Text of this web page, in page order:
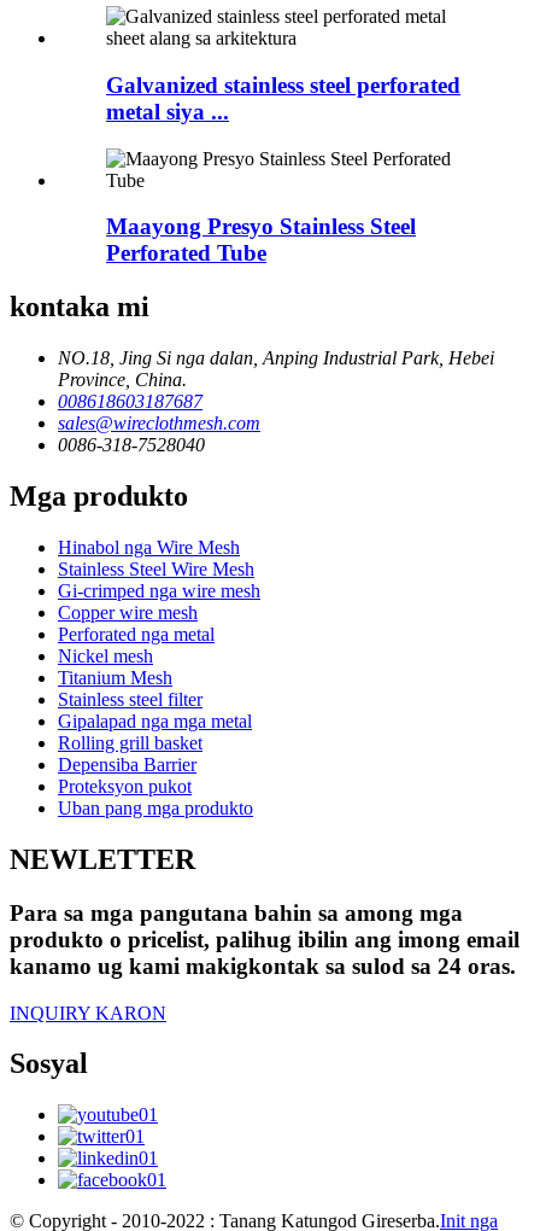
Galvanized stainless steel perforated
metal siya ...
Maayong Presyo Stainless Steel
Perforated Tube
kontaka mi
NO.18, Jing Si nga dalan, Anping Industrial Park, Hebei
Province, China.
008618603187687
sales@wireclothmesh.com
0086-318-7528040
Mga produkto
Hinabol nga Wire Mesh
Stainless Steel Wire Mesh
Gi-crimped nga wire mesh
Copper wire mesh
Perforated nga metal
Nickel mesh
Titanium Mesh
Stainless steel filter
Gipalapad nga mga metal
Rolling grill basket
Depensiba Barrier
Proteksyon pukot
Uban pang mga produkto
NEWLETTER
Para sa mga pangutana bahin sa among mga
produkto o pricelist, palihug ibilin ang imong email
kanamo ug kami makigkontak sa sulod sa 24 oras.
INQUIRY KARON
Sosyal
© Copyright - 2010-2022 : Tanang Katungod Gireserba.Init nga